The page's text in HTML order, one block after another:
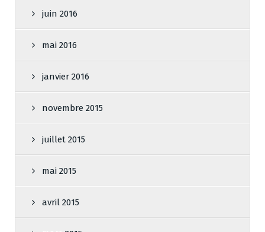
juin 2016
mai 2016
janvier 2016
novembre 2015
juillet 2015
mai 2015
avril 2015